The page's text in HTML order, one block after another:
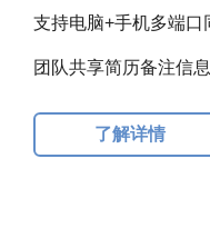
支持电脑+手机多端口
团队共享简历备注信
了解详情